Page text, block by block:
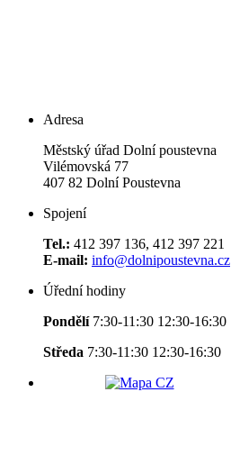
Adresa
Městský úřad Dolní poustevna
Vilémovská 77
407 82 Dolní Poustevna
Spojení
Tel.: 412 397 136, 412 397 221
E-mail: info@dolnipoustevna.cz
Úřední hodiny
Pondělí 7:30-11:30 12:30-16:30
Středa 7:30-11:30 12:30-16:30